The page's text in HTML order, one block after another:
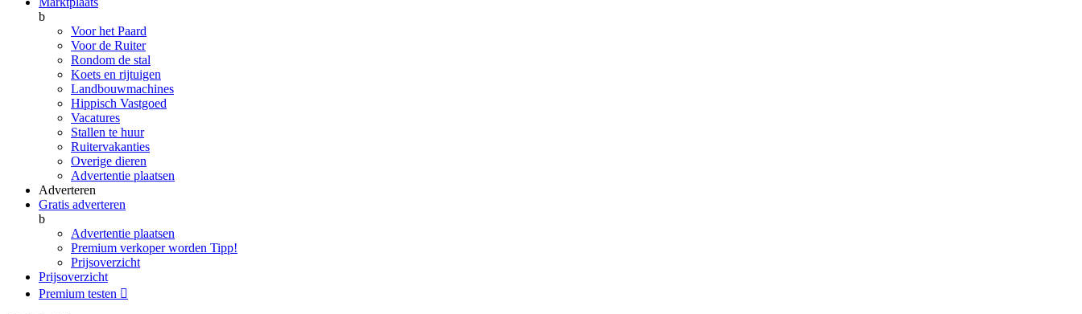
b
Voor het Paard
Voor de Ruiter
Rondom de stal
Koets en rijtuigen
Landbouwmachines
Hippisch Vastgoed
Vacatures
Stallen te huur
Ruitervakanties
Overige dieren
Advertentie plaatsen
Adverteren
Gratis adverteren
b
Advertentie plaatsen
Premium verkoper worden Tipp!
Prijsoverzicht
Prijsoverzicht
Premium testen 